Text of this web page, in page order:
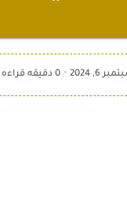
0 دقيقه قراءه